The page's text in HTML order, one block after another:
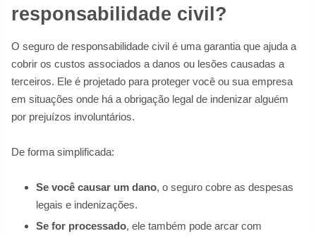
responsabilidade civil?
O seguro de responsabilidade civil é uma garantia que ajuda a
cobrir os custos associados a danos ou lesões causadas a
terceiros. Ele é projetado para proteger você ou sua empresa
em situações onde há a obrigação legal de indenizar alguém
por prejuízos involuntários.
De forma simplificada:
Se você causar um dano, o seguro cobre as despesas
legais e indenizações.
Se for processado, ele também pode arcar com